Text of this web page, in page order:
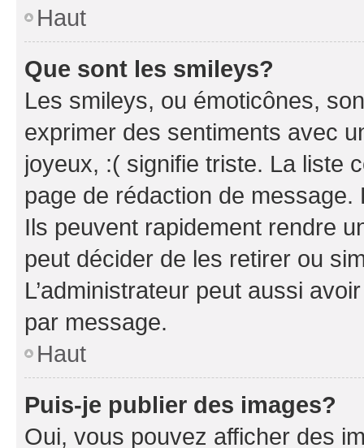
Haut
Que sont les smileys?
Les smileys, ou émoticônes,
exprimer des sentiments avec
joyeux, :( signifie triste. La liste
page de rédaction de
Ils peuvent rapidement rendre
peut décider de les retirer ou
L’administrateur peut aussi
par message.
Haut
Puis-je publier des images?
Oui, vous pouvez afficher des